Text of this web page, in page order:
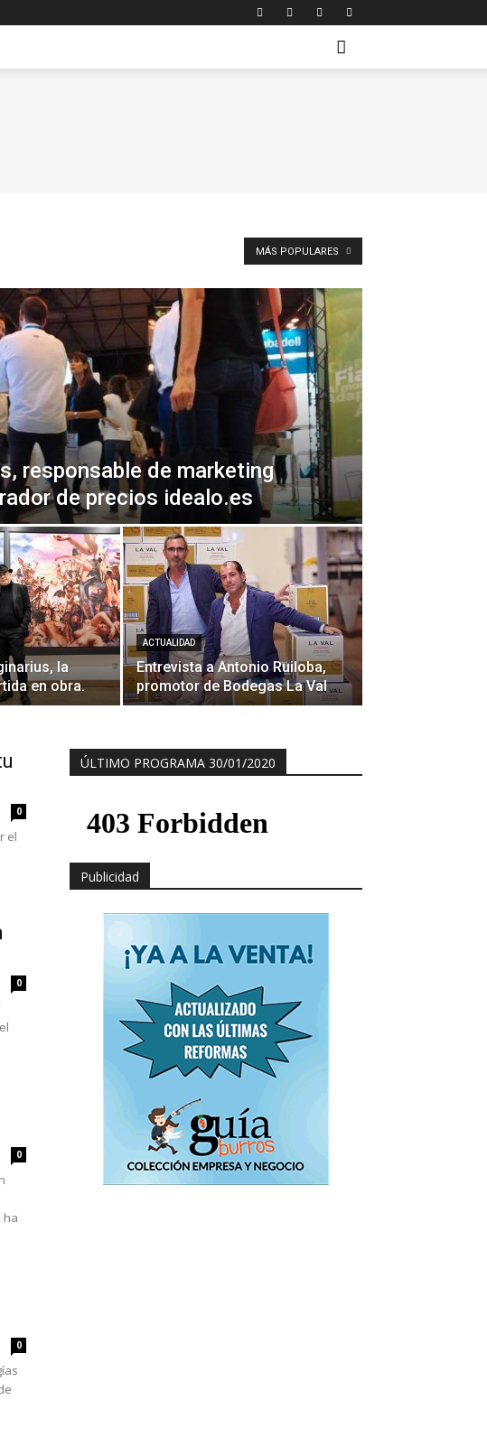
MÁS POPULARES
responsable de marketing
de precios idealo.es
la
en obra.
ACTUALIDAD
Entrevista a Antonio Ruiloba,
promotor de Bodegas La Val
0
el
0
0
ha
0
ÚLTIMO PROGRAMA 30/01/2020
Publicidad